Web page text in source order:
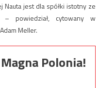
jest dla spółki istotny ze
– powiedział, cytowany w
Meller.
Polonia!